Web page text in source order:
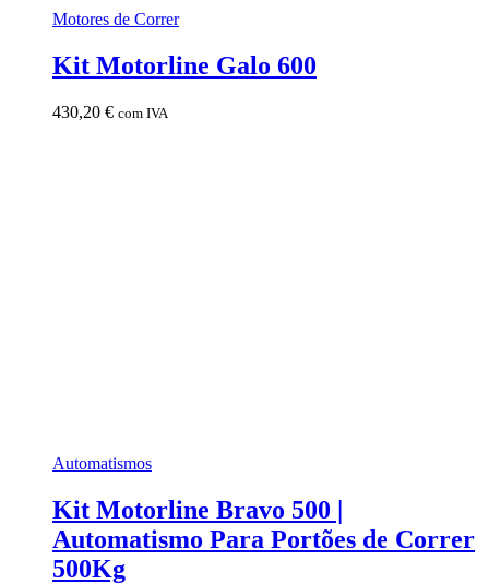
Motores de Correr
Kit Motorline Galo 600
430,20 € com IVA
Automatismos
Kit Motorline Bravo 500 |
Automatismo Para Portões de Correr
500Kg